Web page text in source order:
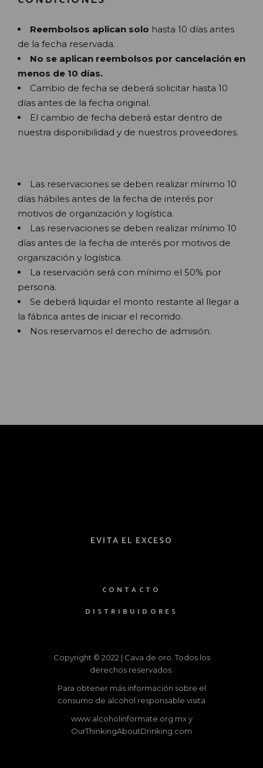
Reembolsos aplican solo hasta 10 días antes
de la fecha reservada.
No se aplican reembolsos por cancelación en
menos de 10 días.
Cambio de fecha se deberá solicitar hasta 10
días antes de la fecha original.
El cambio de fecha deberá estar dentro de
nuestra disponibilidad y de nuestros proveedores.
Las reservaciones se deben realizar mínimo 10
días hábiles antes de la fecha de interés por
motivos de organización y logística.
Las reservaciones se deben realizar mínimo 10
días antes de la fecha de interés por motivos de
organización y logística.
La reservación será con mínimo el 50% por
persona.
Se deberá liquidar el monto restante al llegar a
la fábrica antes de iniciar el recorrido.
Nos reservamos el derecho de admisión.
EVITA EL EXCESO
CONTACTO
DISTRIBUIDORES
Copyright © 2022 | Cava de oro. Todos los
derechos reservados.
Para obtener más información sobre el
consumo de alcohol responsable visita
www.alcoholinformate.org.mxy
OurThinkingAboutDrinking.com